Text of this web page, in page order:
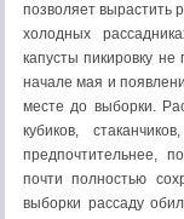
позволяет вырастить
холодных
капусты пикировку
начале мая и
месте до выборки.
кубиков,
предпочтительнее,
почти полностью
выборки рассаду